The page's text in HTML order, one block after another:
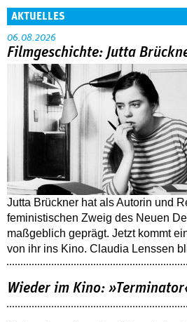
AKTUELLES
06.08.2026
Filmgeschichte: Jutta
Jutta Brückner hat als Autorin und
feministischen Zweig des Neuen
maßgeblich geprägt. Jetzt kommt
von ihr ins Kino. Claudia Lenssen
Wieder im Kino: